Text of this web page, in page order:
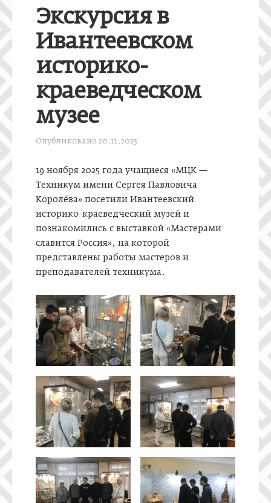
Экскурсия в
Ивантеевском
историко-
краеведческом
музее
Опубликовано 20.11.2025
19 ноября 2025 года учащиеся «МЦК —
Техникум имени Сергея Павловича
Королёва» посетили Ивантеевский
историко-краеведческий музей и
познакомились с выставкой «Мастерами
славится Россия», на которой
представлены работы мастеров и
преподавателей техникума.